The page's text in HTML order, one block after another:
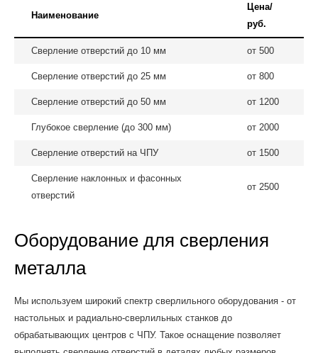
Наименование
Цена/
руб.
Сверление отверстий до 10 мм от 500
Сверление отверстий до 25 мм от 800
Сверление отверстий до 50 мм от 1200
Глубокое сверление (до 300 мм) от 2000
Сверление отверстий на ЧПУ от 1500
Сверление наклонных и фасонных
отверстий
от 2500
Оборудование для сверления
металла
Мы используем широкий спектр сверлильного оборудования - от
настольных и радиально-сверлильных станков до
обрабатывающих центров с ЧПУ. Такое оснащение позволяет